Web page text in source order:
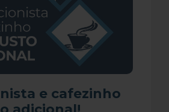
e cafezinho